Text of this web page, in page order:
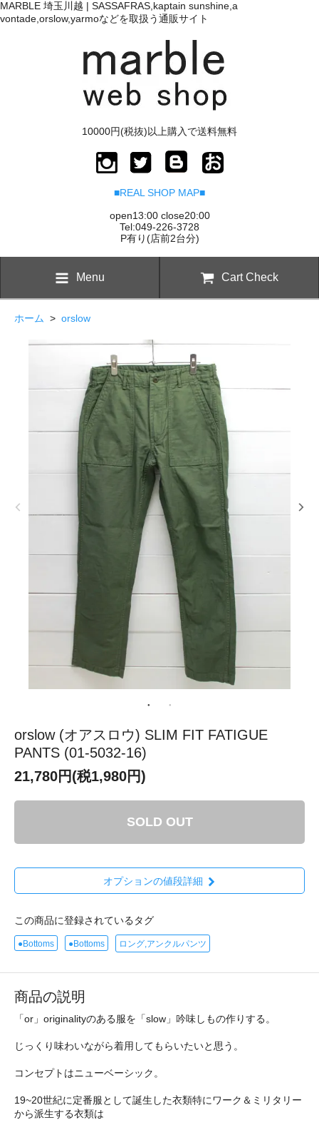
MARBLE 埼玉川越 | SASSAFRAS,kaptain sunshine,a
vontade,orslow,yarmoなどを取扱う通販サイト
10000円(税抜)以上購入で送料無料
■REAL SHOP MAP■
open13:00 close20:00
Tel:049-226-3728
P有り(店前2台分)
Menu Cart Check
ホーム > orslow
orslow (オアスロウ) SLIM FIT FATIGUE
PANTS (01-5032-16)
21,780円(税1,980円)
SOLD OUT
オプションの値段詳細
この商品に登録されているタグ
●Bottoms ●Bottoms ロング,アンクルパンツ
商品の説明
「or」originalityのある服を「slow」吟味しもの作りする。
じっくり味わいながら着用してもらいたいと思う。
コンセプトはニューベーシック。
19~20世紀に定番服として誕生した衣類特にワーク＆ミリタリー
から派生する衣類は